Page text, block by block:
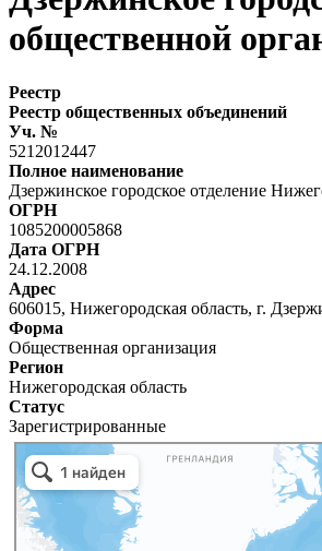
общественной
Реестр
Реестр общественных объединений
Уч. №
5212012447
Полное наименование
Дзержинское городское отделение
ОГРН
1085200005868
Дата ОГРН
24.12.2008
Адрес
606015, Нижегородская область, г.
Форма
Общественная организация
Регион
Нижегородская область
Статус
Зарегистрированные